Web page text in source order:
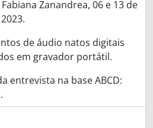
Fabiana Zanandrea, 06 e 13 de
de áudio natos digitais
em gravador portátil.
entrevista na base ABCD: